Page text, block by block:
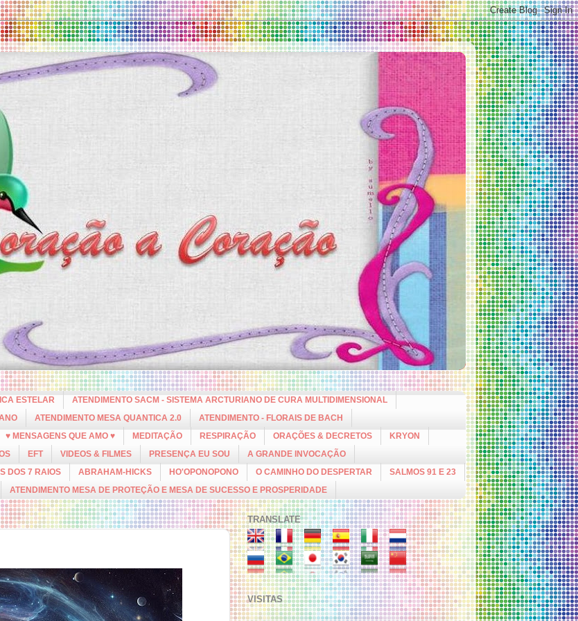
ESTELAR
ATENDIMENTO SACM - SISTEMA ARCTURIANO DE CURA MULTIDIMENSIONAL
ATENDIMENTO MESA QUANTICA 2.0
ATENDIMENTO - FLORAIS DE BACH
♥ MENSAGENS QUE AMO ♥ MEDITAÇÃO RESPIRAÇÃO ORAÇÕES & DECRETOS
KRYON
EFT VIDEOS & FILMES PRESENÇA EU SOU
A GRANDE INVOCAÇÃO
DOS 7 RAIOS ABRAHAM-HICKS HO'OPONOPONO O CAMINHO DO DESPERTAR
SALMOS 91 E 23
ATENDIMENTO MESA DE PROTEÇÃO E MESA DE SUCESSO E PROSPERIDADE
TRANSLATE
VISITAS